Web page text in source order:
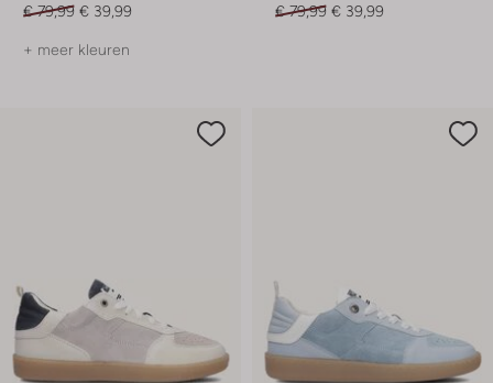
€ 79,99 € 39,99
+ meer kleuren
€ 79,99 € 39,99